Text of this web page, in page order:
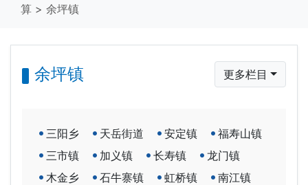
算 > 余坪镇
余坪镇 更多栏目
三阳乡 天岳街道 安定镇
福寿山镇
三市镇
加义镇 长寿镇
龙门镇
木金乡
石牛寨镇 虹桥镇
南江镇